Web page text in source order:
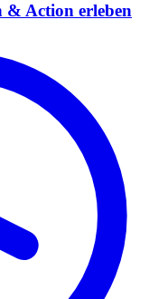
Action erleben